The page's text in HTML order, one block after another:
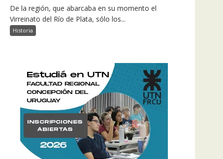
De la región, que abarcaba en su momento el
Virreinato del Río de Plata, sólo los...
Historia